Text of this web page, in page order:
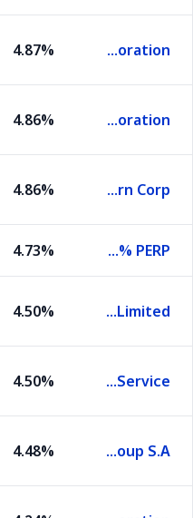
Union Pacific Corporation
4.87%
CSX Corporation
4.86%
Norfolk Southern Corp
4.86%
Canadian National Railway Company 5.5% PERP
4.73%
Canadian Pacific Kansas City Limited
4.50%
United Parcel Service
4.50%
Amadeus IT Group S.A
4.48%